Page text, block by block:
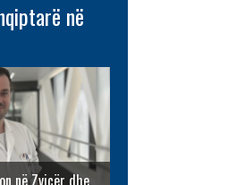
në
në Zvicër dhe